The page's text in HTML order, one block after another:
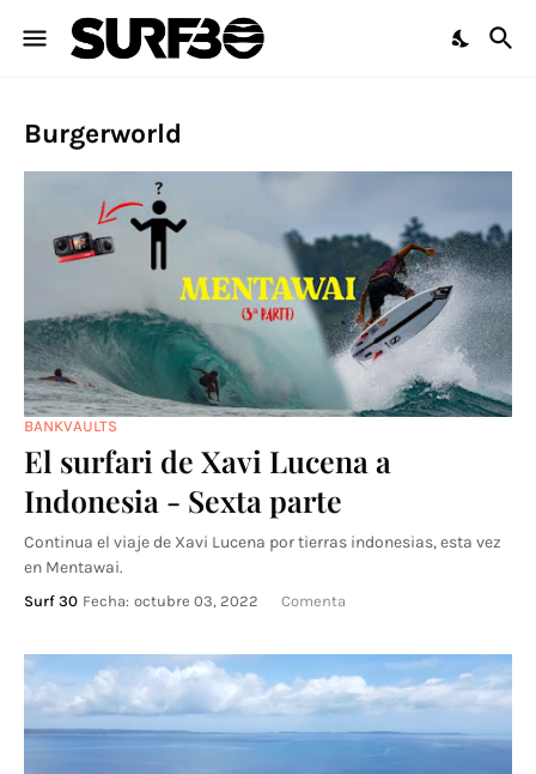
Burgerworld
BANKVAULTS
El surfari de Xavi Lucena a
Indonesia - Sexta parte
Continua el viaje de Xavi Lucena por tierras indonesias, esta vez
en Mentawai.
Surf 30 Fecha: octubre 03, 2022 Comenta